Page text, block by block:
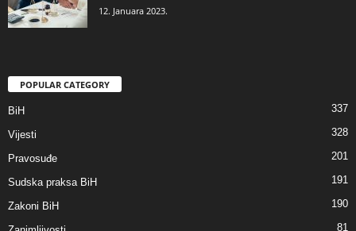
12. Januara 2023.
POPULAR CATEGORY
BiH 337
Vijesti 328
Pravosuđe 201
Sudska praksa BiH 191
Zakoni BiH 190
81